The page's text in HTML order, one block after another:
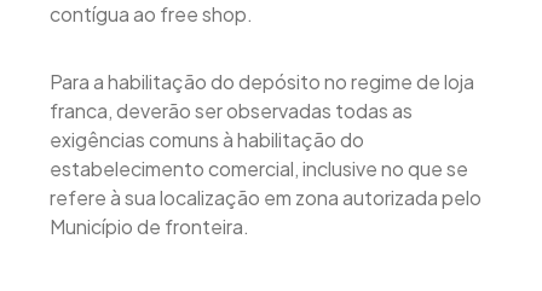
contígua ao free shop.
Para a habilitação do depósito no regime de loja
franca, deverão ser observadas todas as
exigências comuns à habilitação do
estabelecimento comercial, inclusive no que se
refere à sua localização em zona autorizada pelo
Município de fronteira.